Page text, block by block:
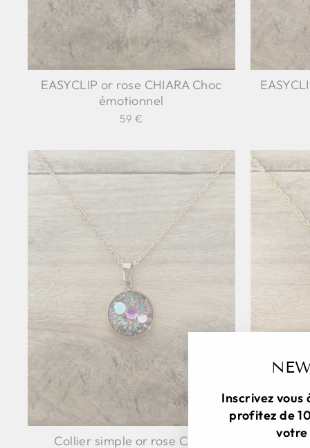
Inscrivez
profitez de
EASYCLIP or rose CHIARA Choc
émotionnel
59 €
Collier simple or rose Choc